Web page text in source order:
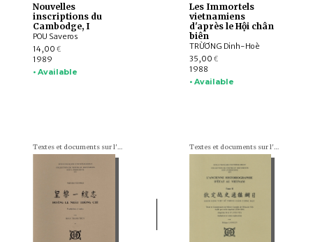
Nouvelles
inscriptions du
Cambodge, I
POU Saveros
14,00 €
1989
• Available
Les Immortels
vietnamiens
d'après le Hội chân
biên
TRỪƠNG Dinh-Hoè
35,00 €
1988
• Available
Textes et documents sur l'Indochine Textes et documents sur l'Indochine